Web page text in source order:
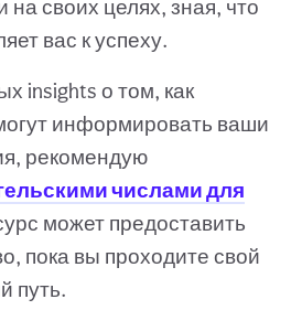
своих целях, зная, что
вас к успеху.
insights о том, как
информировать ваши
рекомендую
числами для
может предоставить
пока вы проходите свой
путь.